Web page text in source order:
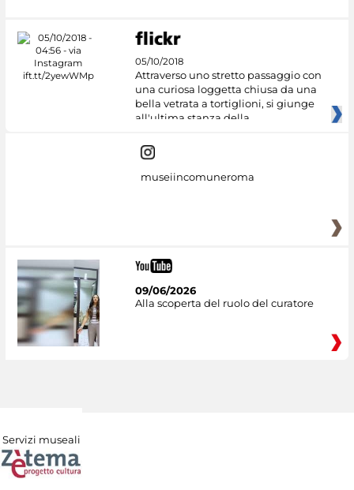
05/10/2018
Attraverso uno stretto passaggio con
una curiosa loggetta chiusa da una
bella vetrata a tortiglioni, si giunge
all'ultima stanza della
museiincomuneroma
09/06/2026
Alla scoperta del ruolo del curatore
Servizi museali